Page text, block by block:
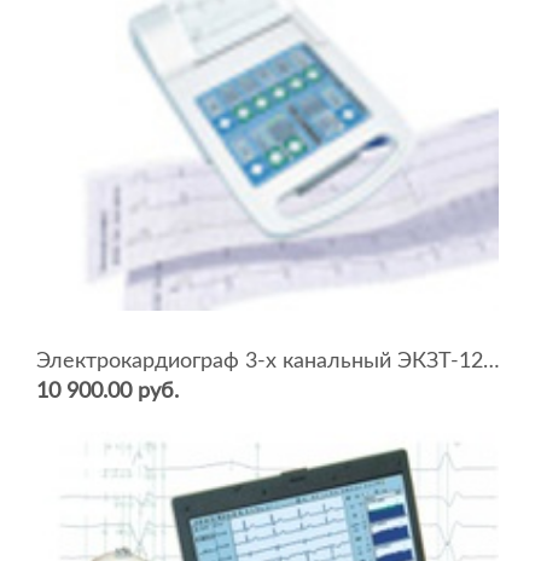
Электрокардиограф 3-х канальный ЭКЗТ-12-01-«Геолинк»
10 900.00 руб.